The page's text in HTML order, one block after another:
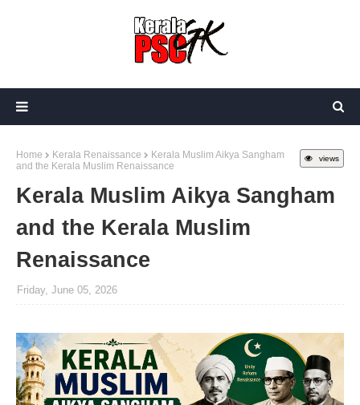
views
Home Kerala Renaissance
Kerala Muslim Aikya Sangham
and the Kerala Muslim Renaissance
Kerala Muslim Aikya Sangham
and the Kerala Muslim
Renaissance
Friday, June 05, 2026